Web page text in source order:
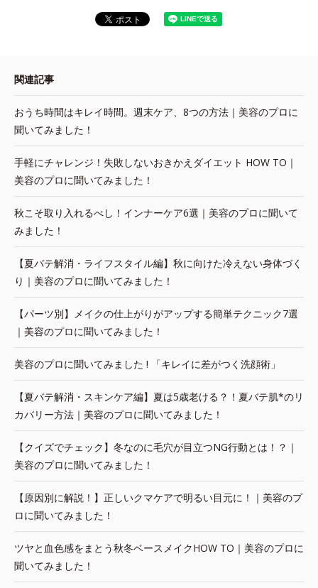
関連記事
おうち時間はキレイ時間。週末ケア、8つの方法｜美容のプロに
聞いてみました！
手軽にチャレンジ！失敗しないおきかえダイエット HOW TO｜
美容のプロに聞いてみました！
秋こそ取り入れるべし！インナーケア6選｜美容のプロに聞いて
みました！
【夏バテ解消・ライフスタイル編】秋に向けた冷えない身体づく
り｜美容のプロに聞いてみました！
【パーツ別】メイクの仕上がりがアップする簡単テクニック7選
｜美容のプロに聞いてみました！
美容のプロに聞いてみました ! 「キレイに差がつく洗顔術」
【夏バテ解消・スキンケア編】夏は5歳老ける？！夏バテ肌*のリ
カバリー方法｜美容のプロに聞いてみました！
【クイズでチェック】冬なのに毛穴が目立つNG行動とは！？｜
美容のプロに聞いてみました！
【原因別に解説！】正しいクマケアで明るい目元に！｜美容のプ
ロに聞いてみました！
ツヤと血色感をまとう秋冬ベースメイクHOW TO｜美容のプロに
聞いてみました！